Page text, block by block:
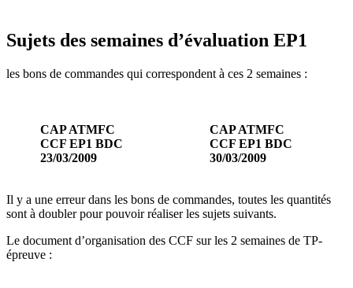
Sujets des semaines d’évaluation EP1
les bons de commandes qui correspondent à ces 2 semaines :
CAP ATMFC
CCF EP1 BDC
23/03/2009
CAP ATMFC
CCF EP1 BDC
30/03/2009
Il y a une erreur dans les bons de commandes, toutes les quantités
sont à doubler pour pouvoir réaliser les sujets suivants.
Le document d’organisation des CCF sur les 2 semaines de TP-
épreuve :